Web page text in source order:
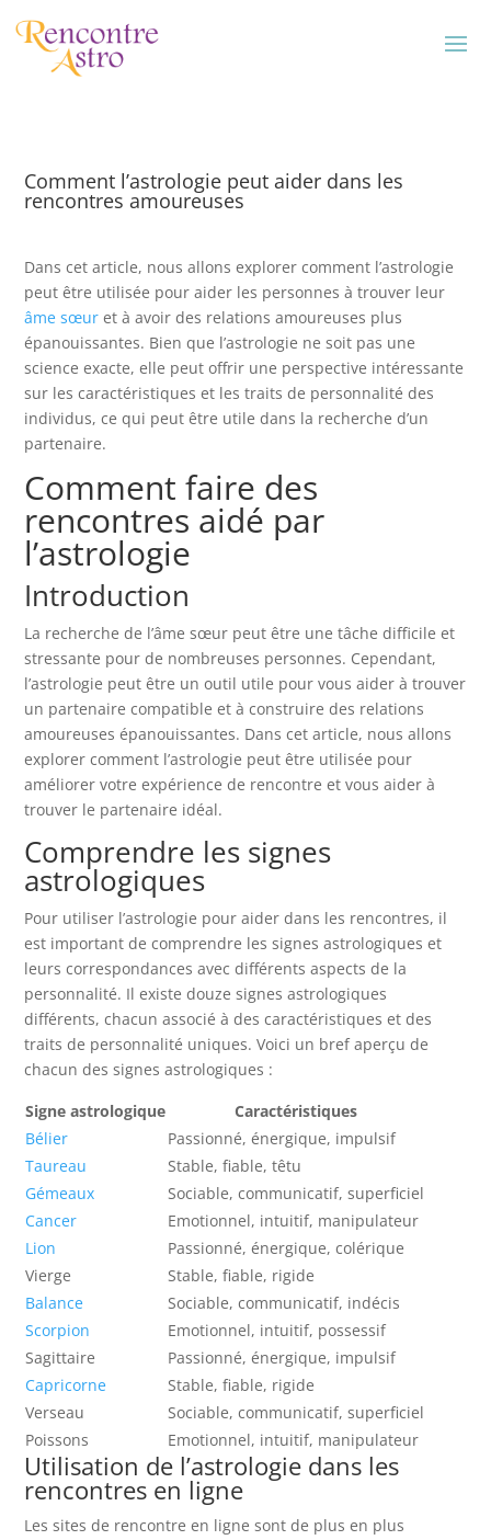
Comment l’astrologie peut aider dans les
rencontres amoureuses
Dans cet article, nous allons explorer comment l’astrologie
peut être utilisée pour aider les personnes à trouver leur
âme sœur et à avoir des relations amoureuses plus
épanouissantes. Bien que l’astrologie ne soit pas une
science exacte, elle peut offrir une perspective intéressante
sur les caractéristiques et les traits de personnalité des
individus, ce qui peut être utile dans la recherche d’un
partenaire.
Comment faire des
rencontres aidé par
l’astrologie
Introduction
La recherche de l’âme sœur peut être une tâche difficile et
stressante pour de nombreuses personnes. Cependant,
l’astrologie peut être un outil utile pour vous aider à trouver
un partenaire compatible et à construire des relations
amoureuses épanouissantes. Dans cet article, nous allons
explorer comment l’astrologie peut être utilisée pour
améliorer votre expérience de rencontre et vous aider à
trouver le partenaire idéal.
Comprendre les signes
astrologiques
Pour utiliser l’astrologie pour aider dans les rencontres, il
est important de comprendre les signes astrologiques et
leurs correspondances avec différents aspects de la
personnalité. Il existe douze signes astrologiques
différents, chacun associé à des caractéristiques et des
traits de personnalité uniques. Voici un bref aperçu de
chacun des signes astrologiques :
Signe astrologique
Caractéristiques
Bélier
Passionné, énergique, impulsif
Taureau
Stable, fiable, têtu
Gémeaux
Sociable, communicatif, superficiel
Cancer
Emotionnel, intuitif, manipulateur
Lion
Passionné, énergique, colérique
Vierge
Stable, fiable, rigide
Balance
Sociable, communicatif, indécis
Scorpion
Emotionnel, intuitif, possessif
Sagittaire
Passionné, énergique, impulsif
Capricorne
Stable, fiable, rigide
Verseau
Sociable, communicatif, superficiel
Poissons
Emotionnel, intuitif, manipulateur
Utilisation de l’astrologie dans les
rencontres en ligne
Les sites de rencontre en ligne sont de plus en plus